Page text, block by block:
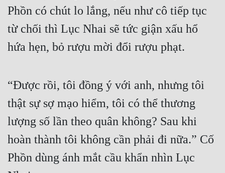
Phồn có chút lo lắng, nếu như cô tiếp tục
từ chối thì Lục Nhai sẽ tức giận xấu hổ
hứa hẹn, bỏ rượu mời đổi rượu phạt.
“Được rồi, tôi đồng ý với anh, nhưng tôi
thật sự sợ mạo hiểm, tôi có thể thương
lượng số lần theo quân không? Sau khi
hoàn thành tôi không cần phải đi nữa.” Cố
Phồn dùng ánh mắt cầu khẩn nhìn Lục